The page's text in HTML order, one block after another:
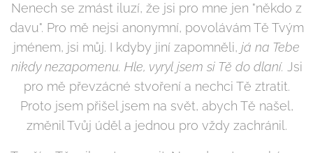
Nenech se zmást iluzí, že jsi pro mne jen "někdo z
davu". Pro mě nejsi anonymní, povolávám Tě Tvým
jménem, jsi můj. I kdyby jiní zapomněli, já na Tebe
nikdy nezapomenu. Hle, vyryl jsem si Tě do dlaní. Jsi
pro mě převzácné stvoření a nechci Tě ztratit.
Proto jsem přišel jsem na svět, abych Tě našel,
změnil Tvůj úděl a jednou pro vždy zachránil.